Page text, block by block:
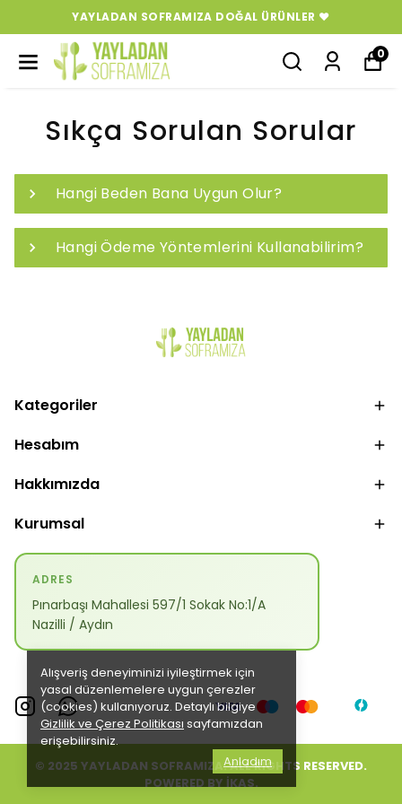
YAYLADAN SOFRAMIZA DOĞAL ÜRÜNLER ❤️
0
Alışveriş deneyiminizi iyileştirmek için
yasal düzenlemelere uygun çerezler
(cookies) kullanıyoruz. Detaylı bilgiye
Gizlilik ve Çerez Politikası sayfamızdan
erişebilirsiniz.
Anladım
Sıkça Sorulan Sorular
Hangi Beden Bana Uygun Olur?
Hangi Ödeme Yöntemlerini Kullanabilirim?
Kategoriler
Hesabım
Hakkımızda
Kurumsal
ADRES
Pınarbaşı Mahallesi 597/1 Sokak No:1/A
Nazilli / Aydın
© 2025 YAYLADAN SOFRAMIZA. ALL RİGHTS RESERVED.
POWERED BYİKAS.